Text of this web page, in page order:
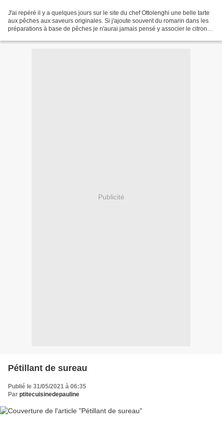
J'ai repéré il y a quelques jours sur le site du chef Ottolenghi une belle tarte
aux pêches aux saveurs originales. Si j'ajoute souvent du romarin dans les
préparations à base de pêches je n'aurai jamais pensé y associer le citron
Publicité
Pétillant de sureau
Publié le 31/05/2021 à 06:35
Par ptitecuisinedepauline